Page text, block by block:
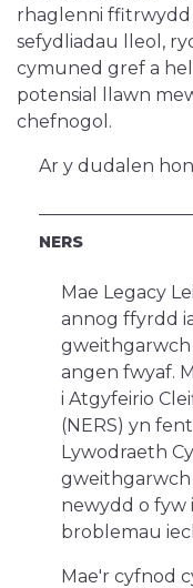
rhaglenni
sefydliadau lleol,
cymuned gref a
potensial llawn
chefnogol.
Ar y dudalen hon
NERS
Mae Legacy
annog ffyrdd
gweithgarwch
angen fwyaf.
i Atgyfeirio
(NERS) yn
Lywodraeth
newydd o fyw
broblemau
Mae'r cyfnod